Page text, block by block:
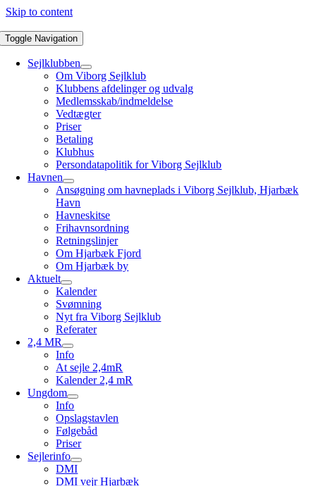
Skip to content
Toggle Navigation
Sejlklubben
Om Viborg Sejlklub
Klubbens afdelinger og udvalg
Medlemsskab/indmeldelse
Vedtægter
Priser
Betaling
Klubhus
Persondatapolitik for Viborg Sejlklub
Havnen
Ansøgning om havneplads i Viborg Sejlklub, Hjarbæk
Havn
Havneskitse
Frihavnsordning
Retningslinjer
Om Hjarbæk Fjord
Om Hjarbæk by
Aktuelt
Kalender
Svømning
Nyt fra Viborg Sejlklub
Referater
2,4 MR
Info
At sejle 2,4mR
Kalender 2,4 mR
Ungdom
Info
Opslagstavlen
Følgebåd
Priser
Sejlerinfo
DMI
DMI vejr Hjarbæk